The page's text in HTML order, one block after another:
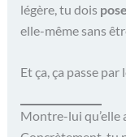
légère, tu dois
elle-même sans
Et ça, ça passe
Montre-lui qu’elle